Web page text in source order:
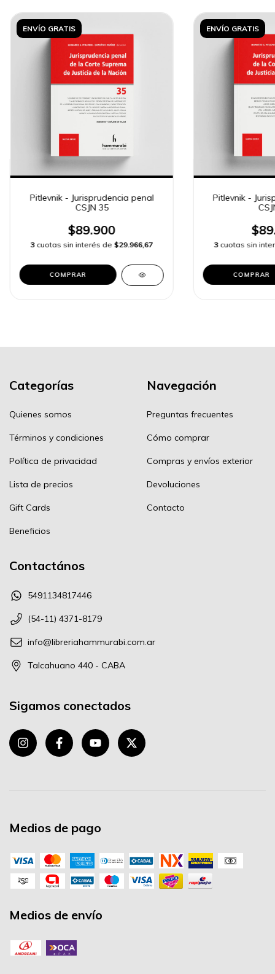
ENVÍO GRATIS
Pitlevnik - Jurisprudencia penal
CSJN 35
$89.900
3 cuotas sin interés de $29.966,67
COMPRAR
ENVÍO GRATIS
Pitlevnik -
3 cuotas sin
COMPRAR
Categorías
Quienes somos
Términos y condiciones
Política de privacidad
Lista de precios
Gift Cards
Beneficios
Navegación
Preguntas frecuentes
Cómo comprar
Compras y envíos exterior
Devoluciones
Contacto
Contactános
5491134817446
(54-11) 4371-8179
info@libreriahammurabi.com.ar
Talcahuano 440 - CABA
Sigamos conectados
Medios de pago
Medios de envío